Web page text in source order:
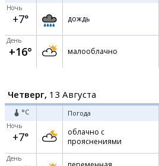
Ночь
+7° дождь
День
+16° малооблачно
Четверг, 13 Августа
°C Погода
Ночь
+7°
облачно с
прояснениями
День